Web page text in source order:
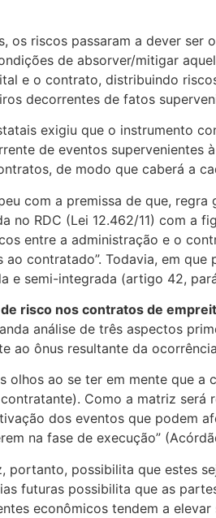
os riscos passaram a dever
de absorver/mitigar
e o contrato, distribuindo
decorrentes de fatos
exigiu que o instrumento
de eventos supervenientes
de modo que caberá a
com a premissa de que,
no RDC (Lei 12.462/11) com
entre a administração e o
contratado”. Todavia, em
semi-integrada (artigo 42,
risco nos contratos de
análise de três aspectos
ao ônus resultante da
olhos ao se ter em mente que
Como a matriz
dos eventos que podem
na fase de execução”
portanto, possibilita que estes
futuras possibilita que as
econômicos tendem a